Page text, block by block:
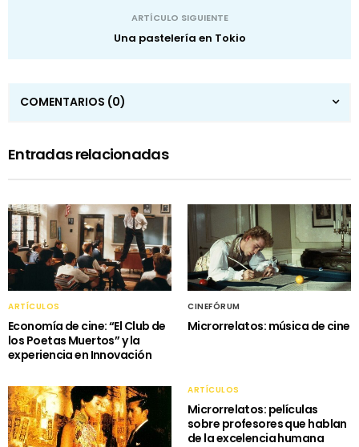
ARTÍCULO SIGUIENTE
Una pastelería en Tokio
COMENTARIOS (0)
Entradas relacionadas
ARTÍCULOS
Economía de cine: “El Club de
los Poetas Muertos” y la
experiencia en Innovación
CINEFÓRUM
Microrrelatos: música de cine
ARTÍCULOS
Microrrelatos: películas
sobre profesores que hablan
de la excelencia humana